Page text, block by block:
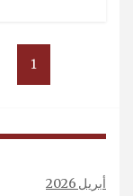
1
أبريل 2026